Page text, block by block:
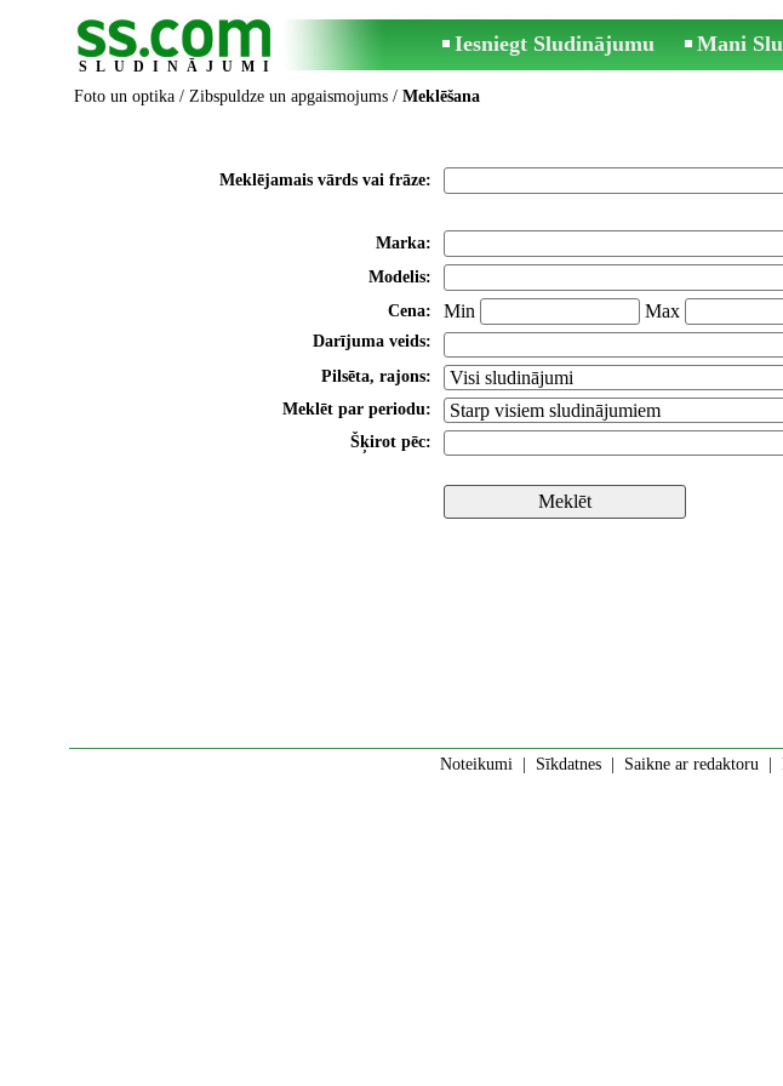
SLUDINĀJUMI
Iesniegt Sludinājumu Mani
Foto un optika / Zibspuldze un apgaismojums / Meklēšana
Meklējamais vārds vai frāze:
Marka:
Modelis:
Cena:
Min Max
Darījuma veids:
Pilsēta, rajons:
Meklēt par periodu:
Šķirot pēc:
Noteikumi Sīkdatnes Saikne ar redaktoru